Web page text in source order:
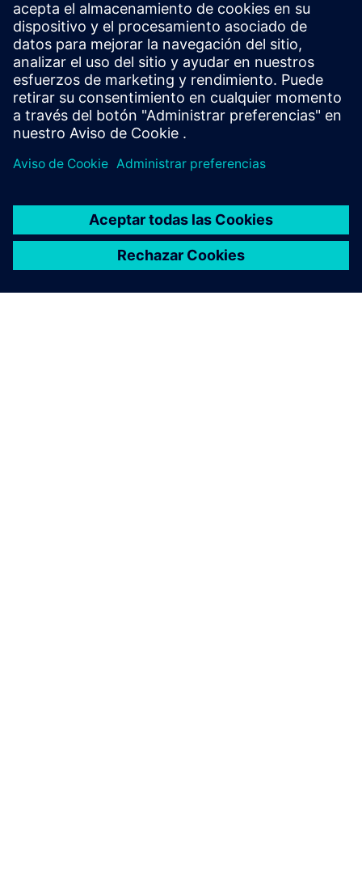
Las plantas upstream de petróleo y gas suelen ser de difícil
acceso, por ejemplo, las plataformas marinas. El transporte
regular a esos lugares es muy caro y lleva mucho tiempo.
Tener un robot a control remoto instalado permanente...
Más información